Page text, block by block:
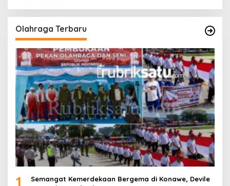
Olahraga Terbaru
1
Semangat Kemerdekaan Bergema di Konawe, Devile